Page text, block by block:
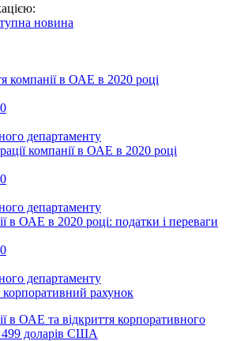
новина
компанії в ОАЕ в 2020 році
департаменту
компанії в ОАЕ в 2020 році
департаменту
в ОАЕ в 2020 році: податки і переваги
департаменту
рахунок
в ОАЕ та відкриття корпоративного
499 доларів США